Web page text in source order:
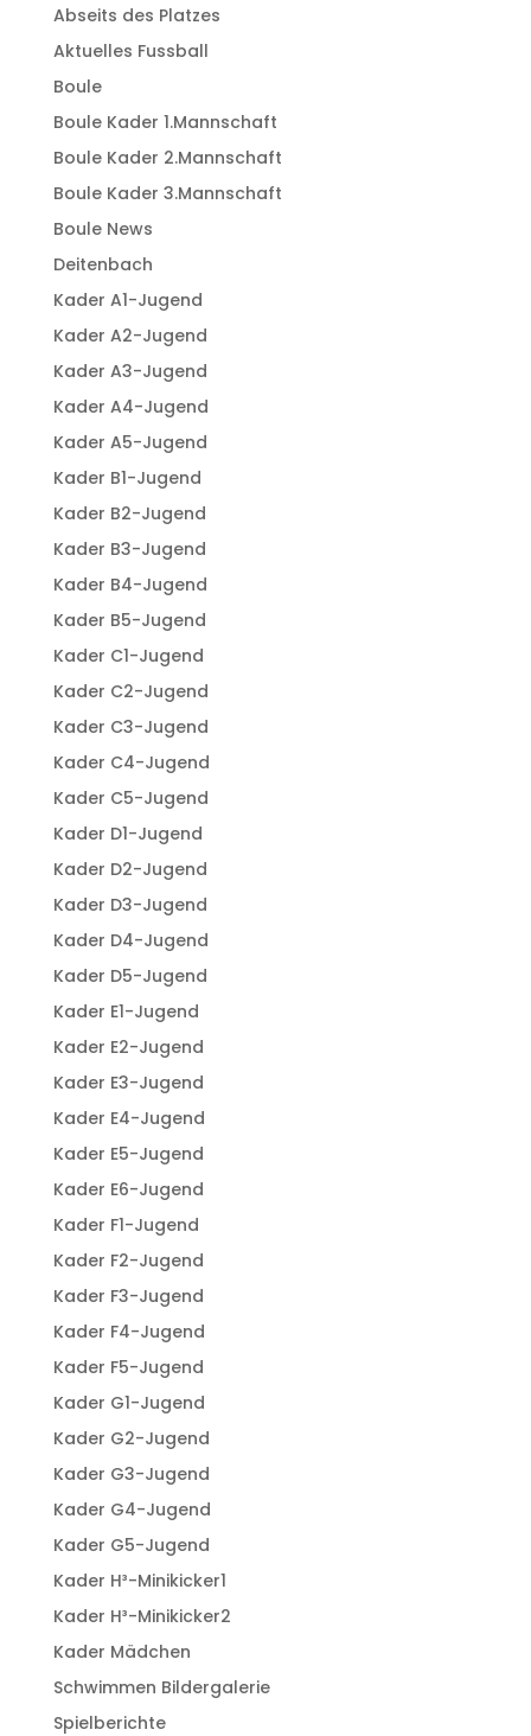
Abseits des Platzes
Aktuelles Fussball
Boule
Boule Kader 1.Mannschaft
Boule Kader 2.Mannschaft
Boule Kader 3.Mannschaft
Boule News
Deitenbach
Kader A1-Jugend
Kader A2-Jugend
Kader A3-Jugend
Kader A4-Jugend
Kader A5-Jugend
Kader B1-Jugend
Kader B2-Jugend
Kader B3-Jugend
Kader B4-Jugend
Kader B5-Jugend
Kader C1-Jugend
Kader C2-Jugend
Kader C3-Jugend
Kader C4-Jugend
Kader C5-Jugend
Kader D1-Jugend
Kader D2-Jugend
Kader D3-Jugend
Kader D4-Jugend
Kader D5-Jugend
Kader E1-Jugend
Kader E2-Jugend
Kader E3-Jugend
Kader E4-Jugend
Kader E5-Jugend
Kader E6-Jugend
Kader F1-Jugend
Kader F2-Jugend
Kader F3-Jugend
Kader F4-Jugend
Kader F5-Jugend
Kader G1-Jugend
Kader G2-Jugend
Kader G3-Jugend
Kader G4-Jugend
Kader G5-Jugend
Kader H³-Minikicker1
Kader H³-Minikicker2
Kader Mädchen
Schwimmen Bildergalerie
Spielberichte